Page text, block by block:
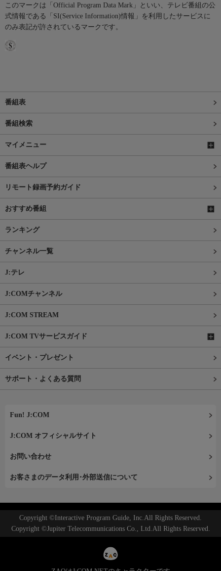
このマークは「Official Program Data Mark」といい、テレビ番組の公
式情報である「SI(Service Information)情報」を利用したサービスに
のみ表記が許されているマークです。
番組表
番組検索
マイメニュー
番組表ヘルプ
リモート録画予約ガイド
おすすめ番組
ランキング
チャンネル一覧
J:テレ
J:COMチャンネル
J:COM STREAM
J:COM TVサービスガイド
イベント・プレゼント
サポート・よくある質問
Fun! J:COM
J:COM オフィシャルサイト
お問い合わせ
お客さまのデータ利用･外部送信について
Copyright ©Interactive Program Guide, Inc.All Rights Reserved.
Copyright ©Jupiter Telecommunications Co., Ltd.All Rights Reserved.